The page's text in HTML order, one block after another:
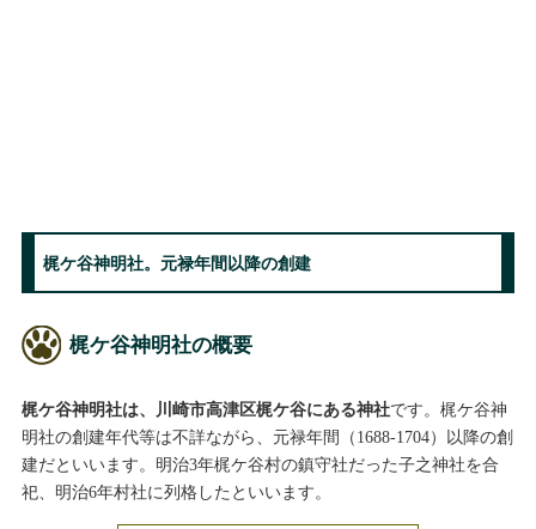
梶ケ谷神明社。元禄年間以降の創建
梶ケ谷神明社の概要
梶ケ谷神明社は、川崎市高津区梶ケ谷にある神社です。梶ケ谷神
明社の創建年代等は不詳ながら、元禄年間（1688-1704）以降の創
建だといいます。明治3年梶ケ谷村の鎮守社だった子之神社を合
祀、明治6年村社に列格したといいます。